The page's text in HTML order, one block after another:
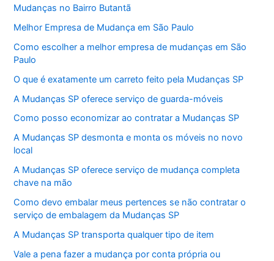
Mudanças no Bairro Butantã
Melhor Empresa de Mudança em São Paulo
Como escolher a melhor empresa de mudanças em São
Paulo
O que é exatamente um carreto feito pela Mudanças SP
A Mudanças SP oferece serviço de guarda-móveis
Como posso economizar ao contratar a Mudanças SP
A Mudanças SP desmonta e monta os móveis no novo
local
A Mudanças SP oferece serviço de mudança completa
chave na mão
Como devo embalar meus pertences se não contratar o
serviço de embalagem da Mudanças SP
A Mudanças SP transporta qualquer tipo de item
Vale a pena fazer a mudança por conta própria ou